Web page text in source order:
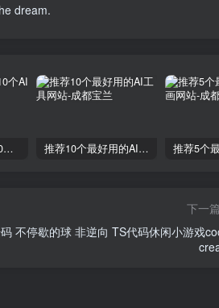
dream.
你必须 要知道的10个AI赚钱方法 推荐10个最好用的AI工具网站
下一篇
不停歇的球 非逆向 TS代码休闲小游戏